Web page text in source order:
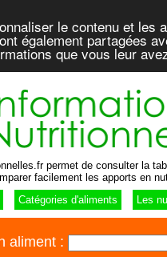
le contenu et
également partagées
que vous leur
permet de consulter la
facilement les apports en
Catégories d'aliments Les
aliment :